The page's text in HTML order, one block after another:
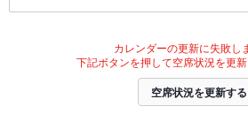
カレンダーの更新に失敗し
下記ボタンを押して空席状況を更新
空席状況を更新する